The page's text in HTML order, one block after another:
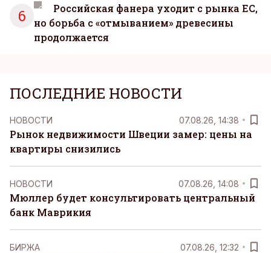
6
Российская фанера уходит с рынка ЕС,
но борьба с «отмыванием» древесины
продолжается
ПОСЛЕДНИЕ НОВОСТИ
НОВОСТИ 07.08.26, 14:38
Рынок недвижимости Швеции замер: цены на
квартиры снизились
НОВОСТИ 07.08.26, 14:08
Мюллер будет консультировать центральный
банк Маврикия
БИРЖА 07.08.26, 12:32